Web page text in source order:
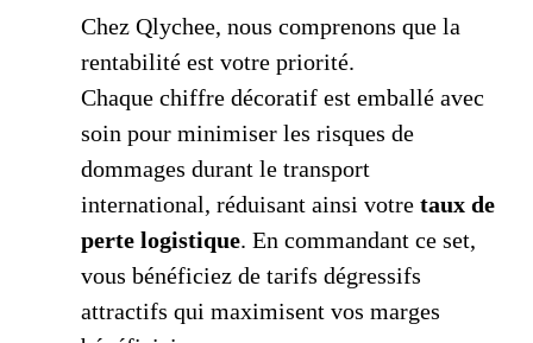
Chez Qlychee, nous comprenons que la
rentabilité est votre priorité.
Chaque chiffre décoratif est emballé avec
soin pour minimiser les risques de
dommages durant le transport
international, réduisant ainsi votre taux de
perte logistique. En commandant ce set,
vous bénéficiez de tarifs dégressifs
attractifs qui maximisent vos marges